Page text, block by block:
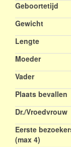
Geboortetijd
Gewicht
Lengte
Moeder
Vader
Plaats bevallen
Dr./Vroedvrouw
Eerste
(max 4)